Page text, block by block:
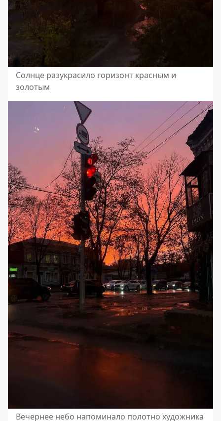
Солнце разукрасило горизонт красным и
золотым
Вечернее небо напоминало полотно художника